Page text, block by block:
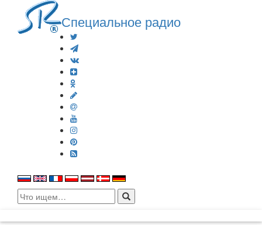
Специальное радио
Search
for: